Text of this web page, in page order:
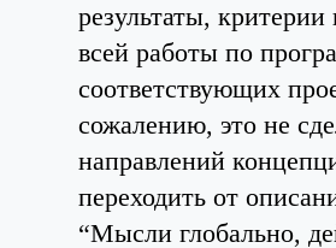
результаты,
всей работы по
соответствующих
сожалению, это не
направлений
переходить от
“Мысли глобально,